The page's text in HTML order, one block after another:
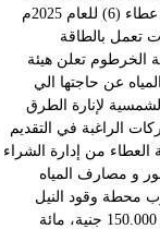
إدارة الشراء والتعاقد إعلان عطاء (6) للعام 2025م
تعمل بالطاقة
الخرطوم تعلن هيئة
عن حاجتها الي
لإنارة الطرق
الراغبة في التقديم
من إدارة الشراء
و مصارف المياه
بالثورة الحارة 20 غرب محطة وقود النيل
شارع الوادي بعد سداد مبلغ 150.000 جنية، مائة